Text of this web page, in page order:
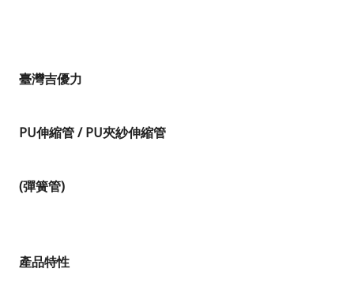
臺灣吉優力
PU伸縮管/ PU夾紗伸縮管
(彈簧管)
產品特性